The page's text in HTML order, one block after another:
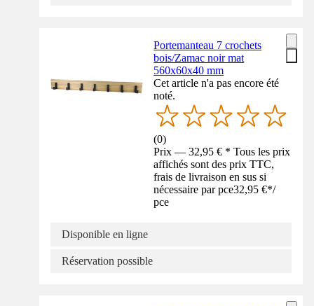
Portemanteau 7 crochets
bois/Zamac noir mat
560x60x40 mm
Cet article n'a pas encore été
noté.
(0)
Prix — 32,95 € * Tous les prix
affichés sont des prix TTC,
frais de livraison en sus si
nécessaire par pce32,95 €*/
pce
Disponible en ligne
Réservation possible